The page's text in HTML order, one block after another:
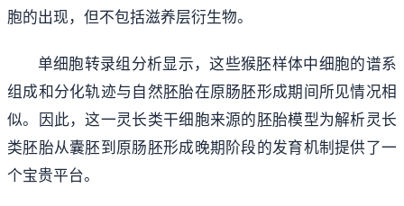
胞的出现，但不包括滋养层衍生物。
单细胞转录组分析显示，这些猴胚样体中细胞的谱系
组成和分化轨迹与自然胚胎在原肠胚形成期间所见情况相
似。因此，这一灵长类干细胞来源的胚胎模型为解析灵长
类胚胎从囊胚到原肠胚形成晚期阶段的发育机制提供了一
个宝贵平台。